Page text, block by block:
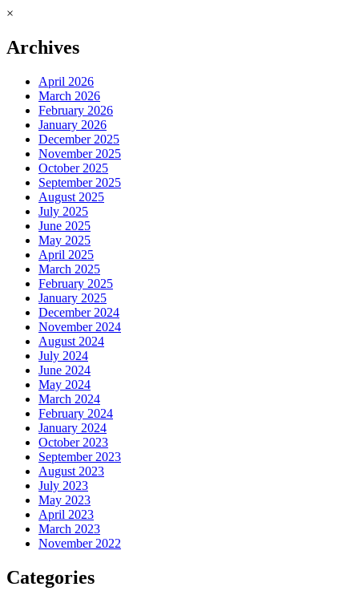
×
Archives
April 2026
March 2026
February 2026
January 2026
December 2025
November 2025
October 2025
September 2025
August 2025
July 2025
June 2025
May 2025
April 2025
March 2025
February 2025
January 2025
December 2024
November 2024
August 2024
July 2024
June 2024
May 2024
March 2024
February 2024
January 2024
October 2023
September 2023
August 2023
July 2023
May 2023
April 2023
March 2023
November 2022
Categories